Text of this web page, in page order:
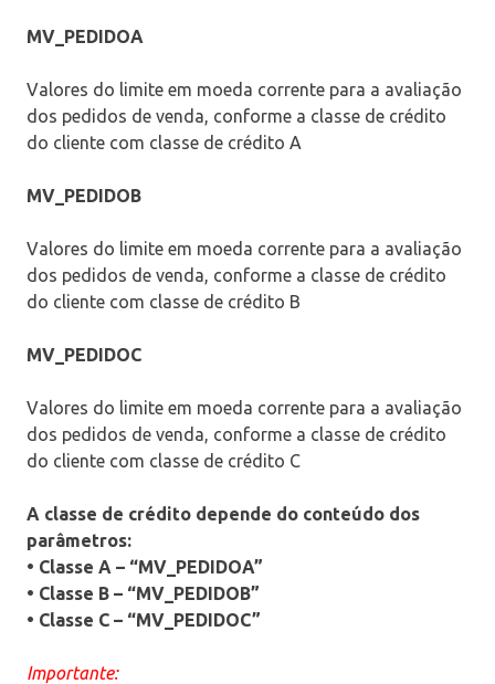
MV_PEDIDOA
Valores do limite em moeda corrente para a avaliação
dos pedidos de venda, conforme a classe de crédito
do cliente com classe de crédito A
MV_PEDIDOB
Valores do limite em moeda corrente para a avaliação
dos pedidos de venda, conforme a classe de crédito
do cliente com classe de crédito B
MV_PEDIDOC
Valores do limite em moeda corrente para a avaliação
dos pedidos de venda, conforme a classe de crédito
do cliente com classe de crédito C
A classe de crédito depende do conteúdo dos
parâmetros:
• Classe A – “MV_PEDIDOA”
• Classe B – “MV_PEDIDOB”
• Classe C – “MV_PEDIDOC”
Importante: